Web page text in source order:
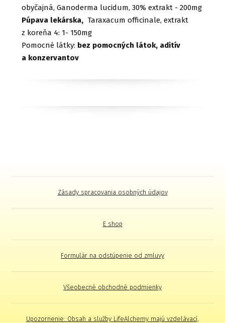
obyčajná, Ganoderma lucidum, 30% extrakt - 200mg
Púpava lekárska,Taraxacum officinale, extrakt
z koreňa 4: 1- 150mg
Pomocné látky: bez pomocných látok, aditív
a konzervantov
Zásady spracovania osobných údajov
E shop
Formulár na odstúpenie od zmluvy
Všeobecné obchodné podmienky
Upozornenie: Obsah a služby LifeAlchemy majú vzdelávací,